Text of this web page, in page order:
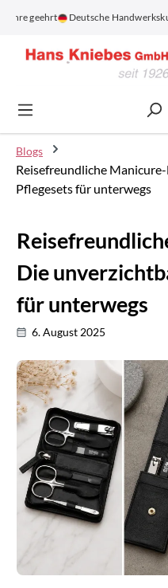
springen
geehrt Deutsche Handwerkskunst
Blogs
Reisefreundliche
Pflegesets für unterwegs
Die
für unterwegs
6. August 2025